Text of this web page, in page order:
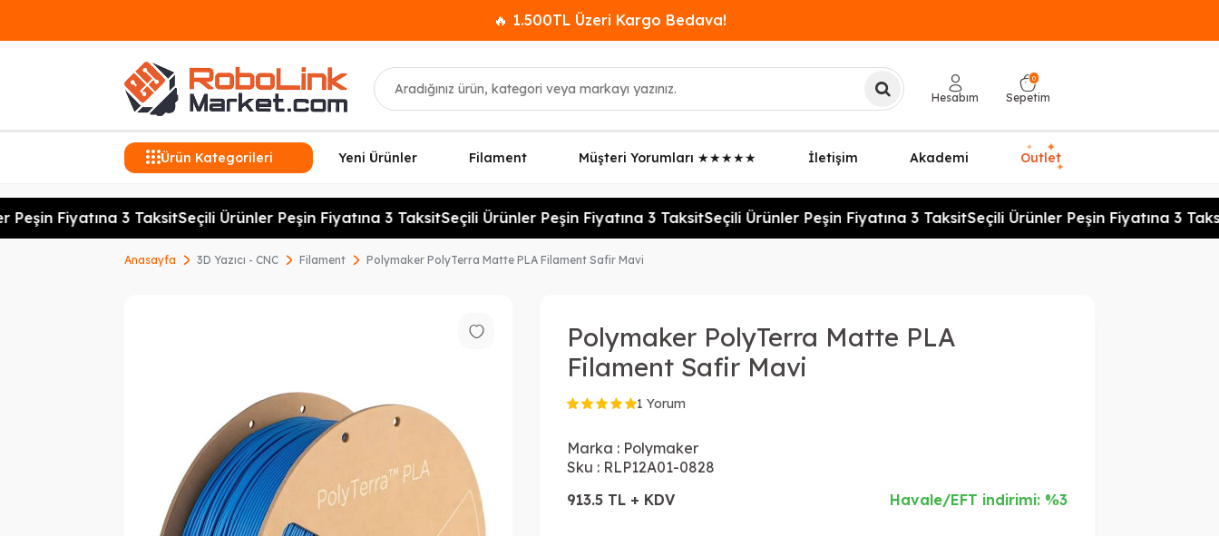
🔥 1.500TL Üzeri Kargo Bedava!
Ara
Hesabım
0
Sepetim
Ürün Kategorileri Yeni Ürünler Filament Müşteri Yorumları ★★★★★ İletişim Akademi Outlet
✦ ✦
✦
Fiyatına 3 TaksitSeçili Ürünler Peşin Fiyatına 3 TaksitSeçili Ürünler Peşin Fiyatına 3 TaksitSeçili Ürünler Peşin Fiyatına 3 TaksitSeçili Ürünler Peşin Fiyatına 3 Taksit
Anasayfa 3D Yazıcı - CNC Filament Polymaker PolyTerra Matte PLA Filament Safir Mavi
Polymaker PolyTerra Matte PLA
Filament Safir Mavi
1 Yorum
Marka : Polymaker
Sku : RLP12A01-0828
913.5 TL + KDV
Havale/EFT indirimi: %3